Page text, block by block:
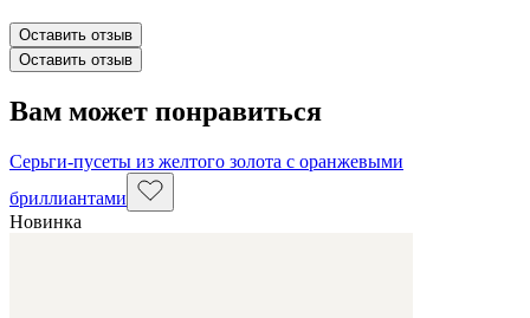
Оставить отзыв
Оставить отзыв
Вам может понравиться
Серьги-пусеты из желтого золота с оранжевыми
бриллиантами
Новинка